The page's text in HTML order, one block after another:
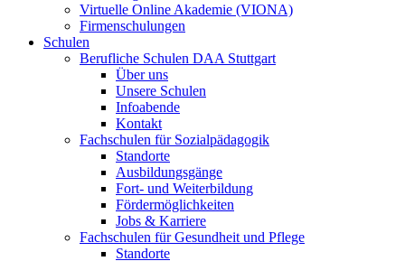
Virtuelle Online Akademie (VIONA)
Firmenschulungen
Schulen
Berufliche Schulen DAA Stuttgart
Über uns
Unsere Schulen
Infoabende
Kontakt
Fachschulen für Sozialpädagogik
Standorte
Ausbildungsgänge
Fort- und Weiterbildung
Fördermöglichkeiten
Jobs & Karriere
Fachschulen für Gesundheit und Pflege
Standorte